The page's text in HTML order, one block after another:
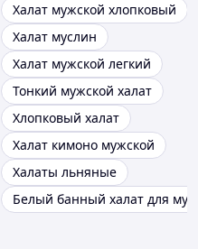
Халат мужской хлопковый
Халат муслин
Халат мужской легкий
Тонкий мужской халат
Хлопковый халат
Халат кимоно мужской
Халаты льняные
Белый банный халат для